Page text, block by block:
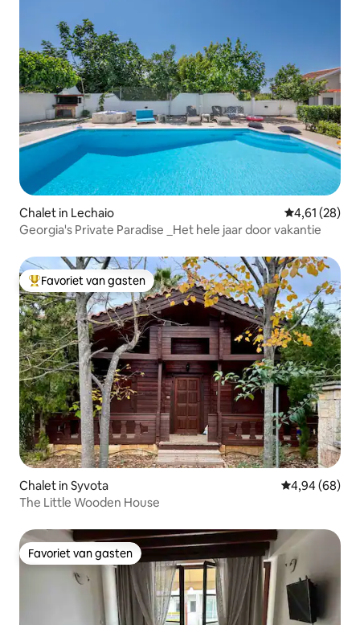
Chalet in Lechaio Gemiddelde
4,61 (28)
Georgia's Private Paradise _Het hele jaar door vakantie
Topfavoriet van gasten
Favoriet van gasten
Chalet in Syvota Gemiddelde
4,94 (68)
The Little Wooden House
Favoriet van gasten
Favoriet van gasten